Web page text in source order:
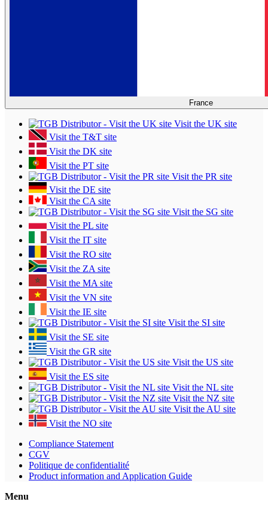
France
Visit the UK site
Visit the T&T site
Visit the DK site
Visit the PT site
Visit the PR site
Visit the DE site
Visit the CA site
Visit the SG site
Visit the PL site
Visit the IT site
Visit the RO site
Visit the ZA site
Visit the MA site
Visit the VN site
Visit the IE site
Visit the SI site
Visit the SE site
Visit the GR site
Visit the US site
Visit the ES site
Visit the NL site
Visit the NZ site
Visit the AU site
Visit the NO site
Compliance Statement
CGV
Politique de confidentialité
Product information and Application Guide
Menu